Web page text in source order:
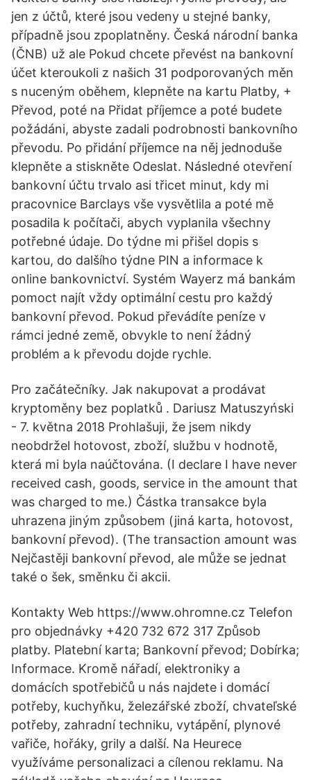
jen z účtů, které jsou vedeny u stejné banky,
případně jsou zpoplatněny. Česká národní banka
(ČNB) už ale Pokud chcete převést na bankovní
účet kteroukoli z našich 31 podporovaných měn
s nuceným oběhem, klepněte na kartu Platby, +
Převod, poté na Přidat příjemce a poté budete
požádáni, abyste zadali podrobnosti bankovního
převodu. Po přidání příjemce na něj jednoduše
klepněte a stiskněte Odeslat. Následné otevření
bankovní účtu trvalo asi třicet minut, kdy mi
pracovnice Barclays vše vysvětlila a poté mě
posadila k počítači, abych vyplanila všechny
potřebné údaje. Do týdne mi přišel dopis s
kartou, do dalšího týdne PIN a informace k
online bankovnictví. Systém Wayerz má bankám
pomoct najít vždy optimální cestu pro každý
bankovní převod. Pokud převádíte peníze v
rámci jedné země, obvykle to není žádný
problém a k převodu dojde rychle.
Pro začátečníky. Jak nakupovat a prodávat
kryptoměny bez poplatků . Dariusz Matuszyński
- 7. května 2018 Prohlašuji, že jsem nikdy
neobdržel hotovost, zboží, službu v hodnotě,
která mi byla naúčtována. (I declare I have never
received cash, goods, service in the amount that
was charged to me.) Částka transakce byla
uhrazena jiným způsobem (jiná karta, hotovost,
bankovní převod). (The transaction amount was
Nejčastěji bankovní převod, ale může se jednat
také o šek, směnku či akcii.
Kontakty Web https://www.ohromne.cz Telefon
pro objednávky +420 732 672 317 Způsob
platby. Platební karta; Bankovní převod; Dobírka;
Informace. Kromě nářadí, elektroniky a
domácích spotřebičů u nás najdete i domácí
potřeby, kuchyňku, železářské zboží, chvateľské
potřeby, zahradní techniku, vytápění, plynové
vařiče, hořáky, grily a další. Na Heurece
využíváme personalizaci a cílenou reklamu. Na